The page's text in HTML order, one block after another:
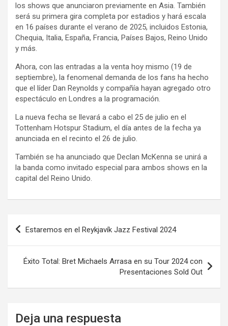
los shows que anunciaron previamente en Asia. También
será su primera gira completa por estadios y hará escala
en 16 países durante el verano de 2025, incluidos Estonia,
Chequia, Italia, España, Francia, Países Bajos, Reino Unido
y más.
Ahora, con las entradas a la venta hoy mismo (19 de
septiembre), la fenomenal demanda de los fans ha hecho
que el líder Dan Reynolds y compañía hayan agregado otro
espectáculo en Londres a la programación.
La nueva fecha se llevará a cabo el 25 de julio en el
Tottenham Hotspur Stadium, el día antes de la fecha ya
anunciada en el recinto el 26 de julio.
También se ha anunciado que Declan McKenna se unirá a
la banda como invitado especial para ambos shows en la
capital del Reino Unido.
Navegación
entradas
Estaremos en el Reykjavík Jazz Festival 2024
Éxito Total: Bret Michaels Arrasa en su Tour 2024 con
Presentaciones Sold Out
Deja una respuesta